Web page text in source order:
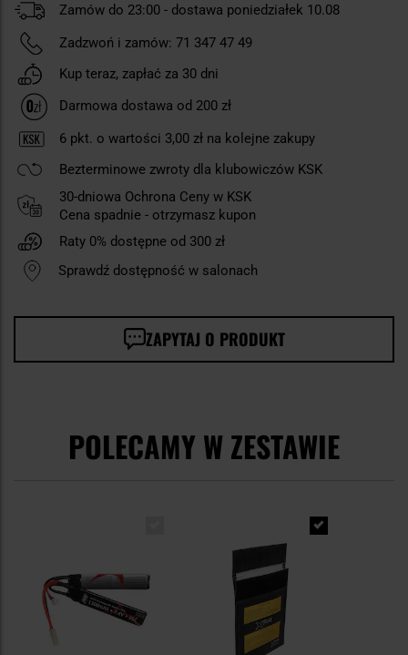
Zamów do 23:00 - dostawa poniedziałek 10.08
Zadzwoń i zamów: 71 347 47 49
Kup teraz, zapłać za 30 dni
Darmowa dostawa od 200 zł
6 pkt. o wartości 3,00 zł na kolejne zakupy
Bezterminowe zwroty dla klubowiczów KSK
30-dniowa Ochrona Ceny w KSK
Cena spadnie - otrzymasz kupon
Raty 0% dostępne od 300 zł
Sprawdź dostępność w salonach
ZAPYTAJ O PRODUKT
POLECAMY W ZESTAWIE